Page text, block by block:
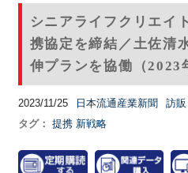
シニアライフクリエイ
携協定を締結／土佐清
伸プランを協働（2023
2023/11/25 日本流通産業新聞
訪販
タグ： 提携 新戦略